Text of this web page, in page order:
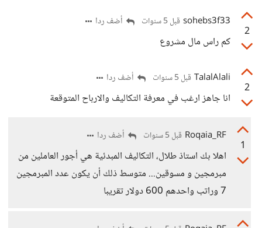
2
sohebs3f33 قبل 5 سنوات أضف ردا
كم راس مال مشروع
2
TalalAlali قبل 5 سنوات أضف ردا
انا جاهز ارغب في معرفة التكاليف والارباح المتوقعة
1
Roqaia_RF قبل 5 سنوات أضف ردا
اهلا بك استاذ طلال، التكاليف المبدئية هي أجور العاملين من
مبرمجين و مسوقين... متوسط ذلك أن يكون عدد المبرمجين
7 وراتب واحدهم 600 دولار تقريبا